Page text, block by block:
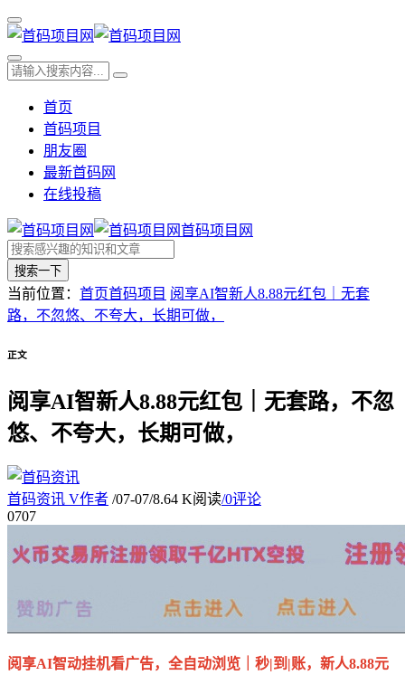
首页
首码项目
朋友圈
最新首码网
在线投稿
首码项目网
搜索一下
当前位置： 首页首码项目 阅享AI智新人8.88元红包｜无套
路，不忽悠、不夸大，长期可做，
正文
阅享AI智新人8.88元红包｜无套路，不忽
悠、不夸大，长期可做，
首码资讯 V作者 /07-07/8.64 K阅读/0评论
0707
阅享AI智动挂机看广告，全自动浏览｜秒|到|账，新人8.88元